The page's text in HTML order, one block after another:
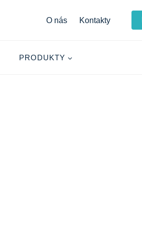
O nás Kontakty
PRODUKTY